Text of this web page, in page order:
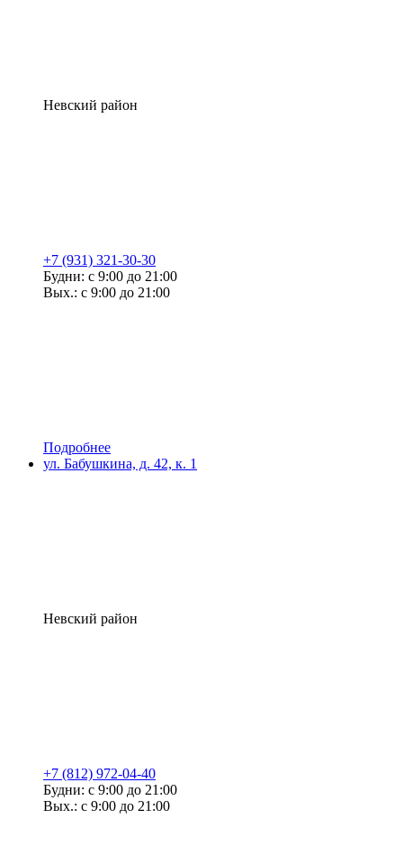
Невский район
+7 (931) 321-30-30
Будни: с 9:00 до 21:00
Вых.: с 9:00 до 21:00
Подробнее
ул. Бабушкина, д. 42, к. 1
Невский район
+7 (812) 972-04-40
Будни: с 9:00 до 21:00
Вых.: с 9:00 до 21:00